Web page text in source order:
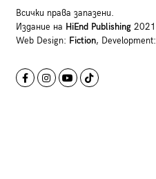
Всички права запазени.
Издание на HiEnd Publishing2021
Web Design: Fiction, Development: